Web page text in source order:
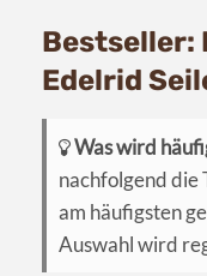
Bestseller:
Edelrid
Was wird
nachfolgend die
am häufigsten
Auswahl wird